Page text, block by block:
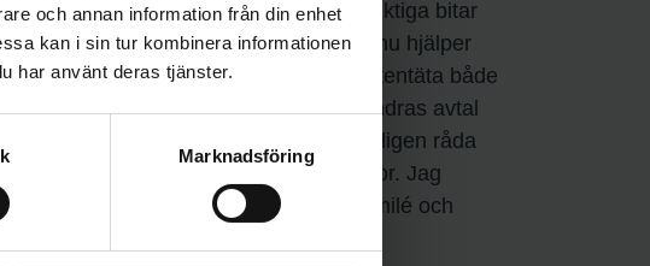
och annan information från din enhet
kan i sin tur kombinera informationen
har använt deras tjänster.
Marknadsföring
författare och designers är viktiga bitar
det om det inte är korrekt gjort. Just nu hjälper
om många avtal så att de ska vara vattentäta både
författaren. Om vi ska skriva under andras avtal
George för granskning. Jag skulle verkligen råda
kan hjälpa till med denna typen av frågor. Jag
men George är våran.” säger Yamilé och